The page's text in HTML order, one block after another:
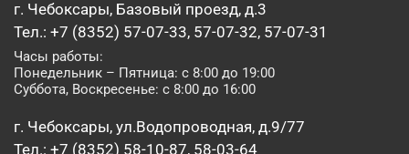
г. Чебоксары, Базовый проезд, д.3
Тел.: +7 (8352) 57-07-33, 57-07-32, 57-07-31
Часы работы:
Понедельник – Пятница: с 8:00 до 19:00
Суббота, Воскресенье: с 8:00 до 16:00
г. Чебоксары, ул.Водопроводная, д.9/77
Тел.: +7 (8352) 58-10-87, 58-03-64